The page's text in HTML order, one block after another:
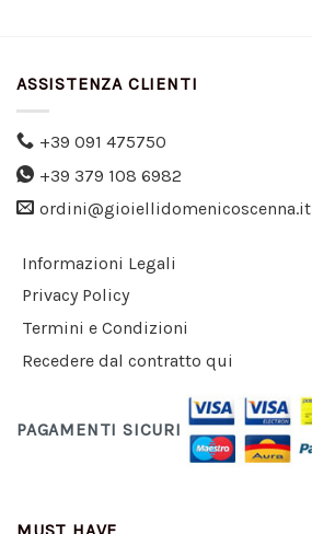
ASSISTENZA CLIENTI
+39 091 475750
+39 379 108 6982
ordini@gioiellidomenicoscenna.it
Informazioni Legali
Privacy Policy
Termini e Condizioni
Recedere dal contratto qui
PAGAMENTI SICURI